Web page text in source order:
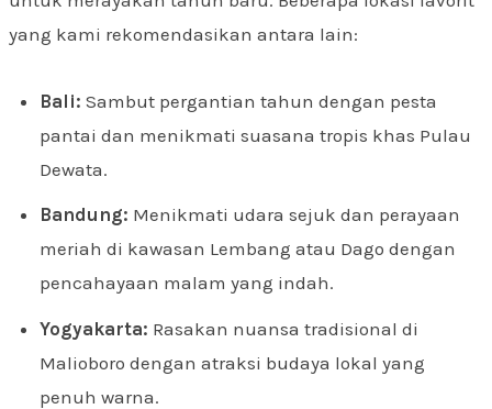
yang kami rekomendasikan antara lain:
Bali: Sambut pergantian tahun dengan pesta
pantai dan menikmati suasana tropis khas Pulau
Dewata.
Bandung: Menikmati udara sejuk dan perayaan
meriah di kawasan Lembang atau Dago dengan
pencahayaan malam yang indah.
Yogyakarta: Rasakan nuansa tradisional di
Malioboro dengan atraksi budaya lokal yang
penuh warna.